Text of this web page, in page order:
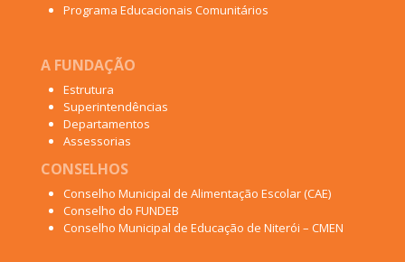
Programa Educacionais Comunitários
A FUNDAÇÃO
Estrutura
Superintendências
Departamentos
Assessorias
CONSELHOS
Conselho Municipal de Alimentação Escolar (CAE)
Conselho do FUNDEB
Conselho Municipal de Educação de Niterói – CMEN